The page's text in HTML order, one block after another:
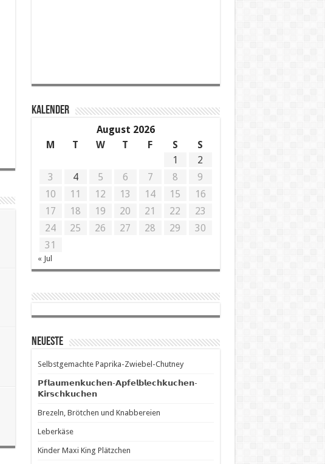
KALENDER
August 2026
M
T W T F S
S
1
2
3
4 5 6 7 8
9
10
11 12 13 14 15
16
17
18 19 20 21 22
23
24
25 26 27 28 29
30
31
« Jul
Neueste
Selbstgemachte Paprika-Zwiebel-Chutney
𝗣𝗳𝗹𝗮𝘂𝗺𝗲𝗻𝗸𝘂𝗰𝗵𝗲𝗻-𝗔𝗽𝗳𝗲𝗹𝗯𝗹𝗲𝗰𝗵𝗸𝘂𝗰𝗵𝗲𝗻-
𝗞𝗶𝗿𝘀𝗰𝗵𝗸𝘂𝗰𝗵𝗲𝗻
Brezeln, Brötchen und Knabbereien
Leberkäse
Kinder Maxi King Plätzchen